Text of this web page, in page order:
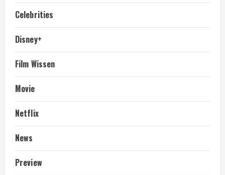
Celebrities
Disney+
Film Wissen
Movie
Netflix
News
Preview